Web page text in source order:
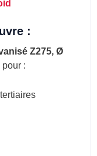
:
Z275, Ø
: